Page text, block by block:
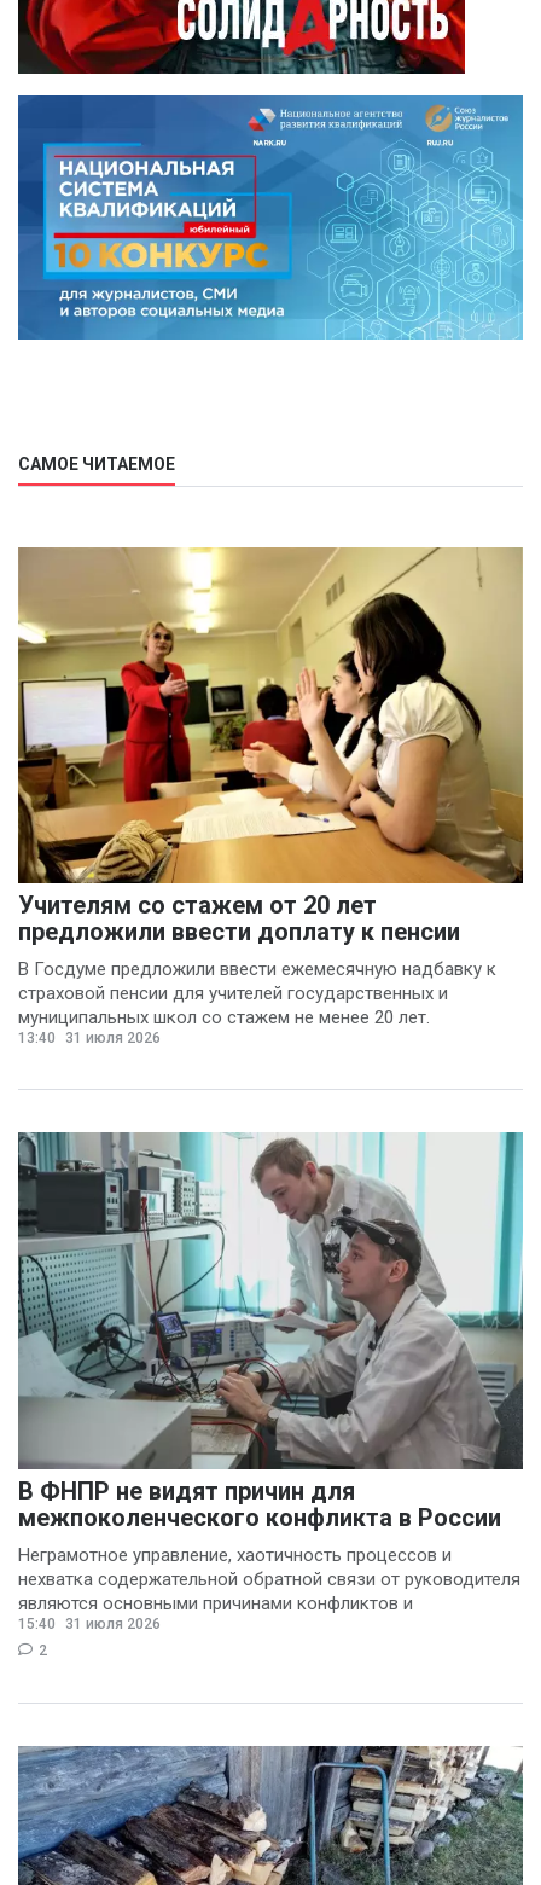
САМОЕ ЧИТАЕМОЕ
Учителям со стажем от 20 лет
предложили ввести доплату к пенсии
В Госдуме предложили ввести ежемесячную надбавку к
страховой пенсии для учителей государственных и
муниципальных школ со стажем не менее 20 лет.
13:40 31 июля 2026
В ФНПР не видят причин для
межпоколенческого конфликта в России
Неграмотное управление, хаотичность процессов и
нехватка содержательной обратной связи от руководителя
являются основными причинами конфликтов и
раздражения в
15:40
31 июля 2026
2